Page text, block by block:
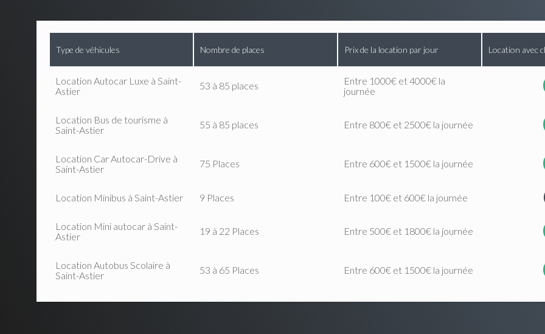
Type de véhicules Nombre de places Prix de la location par jour Location avec
Location Autocar Luxe à Saint-
Astier
53 à 85 places
Entre 1000€ et 4000€ la
journée
Location Bus de tourisme à
Saint-Astier
55 à 85 places Entre 800€ et 2500€ la journée
Location Car Autocar-Drive à
Saint-Astier
75 Places Entre 600€ et 1500€ la journée
Location Minibus à Saint-Astier 9 Places Entre 100€ et 600€ la journée
Location Mini autocar à Saint-
Astier
19 à 22 Places Entre 500€ et 1800€ la journée
Location Autobus Scolaire à
Saint-Astier
53 à 65 Places Entre 600€ et 1500€ la journée